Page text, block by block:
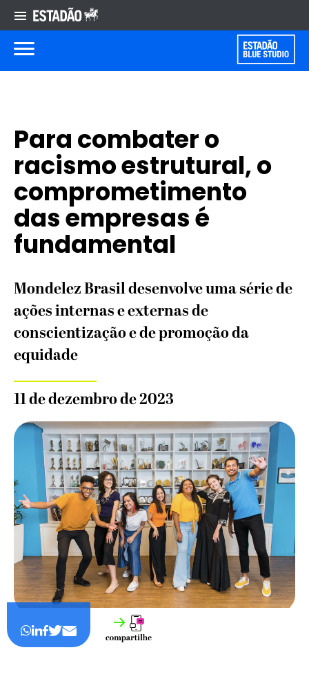
Para combater o
racismo estrutural, o
comprometimento
das empresas é
fundamental
Mondelez Brasil desenvolve uma série de
ações internas e externas de
conscientização e de promoção da
equidade
11 de dezembro de 2023